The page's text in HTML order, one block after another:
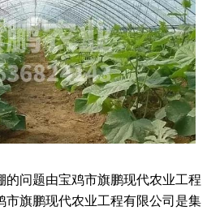
的问题由宝鸡市旗鹏现代农业工程
市旗鹏现代农业工程有限公司是集